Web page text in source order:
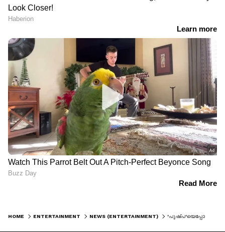
HOME ENTERTAINMENT NEWS (ENTERTAINMENT)